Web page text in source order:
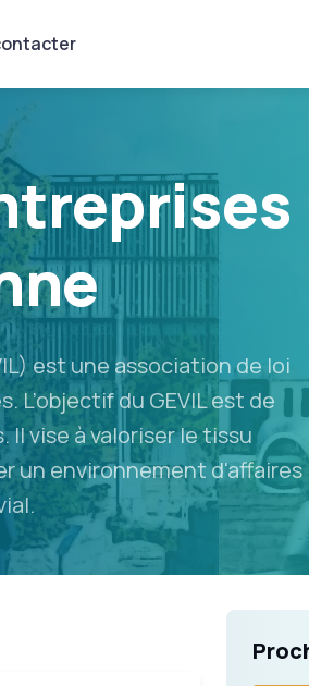
est une association de loi
L’objectif du GEVIL est de
vise à valoriser le tissu
un environnement d'affaires